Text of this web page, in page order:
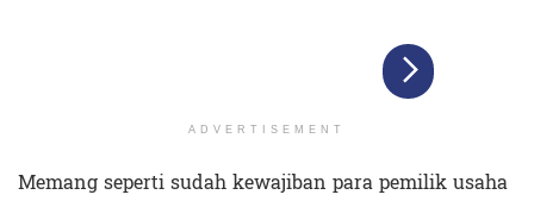
ADVERTISEMENT
Memang seperti sudah kewajiban para pemilik usaha